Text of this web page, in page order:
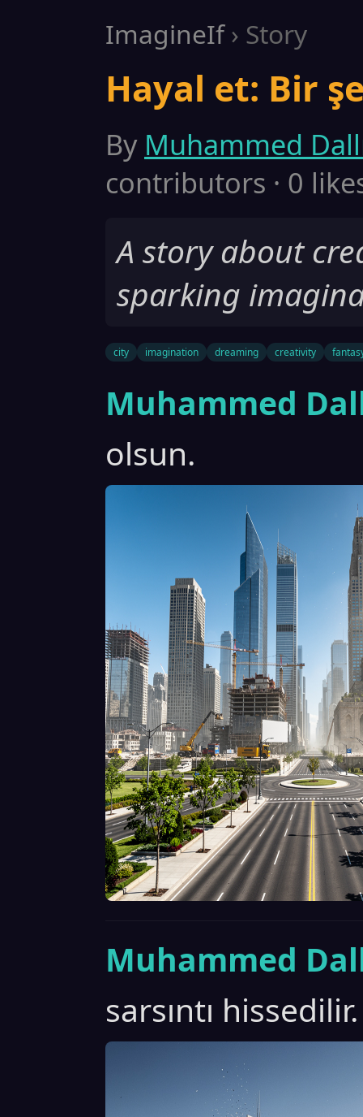
ImagineIf› Story
Hayal et: Bir
By Muhammed
contributors · 0
A story about
sparking
city imagination dreaming creativity
Muhammed
olsun.
Muhammed
sarsıntı hissedilir.